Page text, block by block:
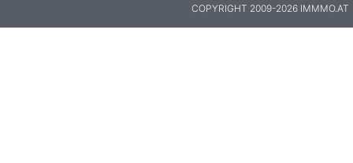
COPYRIGHT 2009-2026 IMMMO.AT